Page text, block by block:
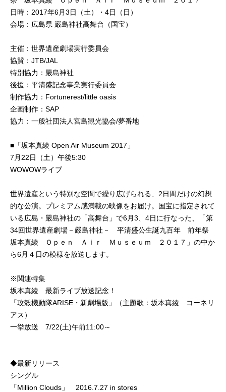
日時：2017年6月3日（土）・4日（日）
会場：広島県 嚴島神社高舞台（国宝）
主催：世界遺産劇場実行委員会
協賛：JTB/JAL
特別協力：嚴島神社
後援：平清盛記念事業実行委員会
制作協力：Fortunerest/little oasis
企画制作：SAP
協力：一般社団法人宮島観光協会/夢番地
■「坂本真綾 Open Air Museum 2017」
7月22日（土）午後5:30
WOWOWライブ
世界遺産という特別な空間で繰り広げられる、2日間だけの幻想
的な公演。プレミアム感満載の映像をお届け。国宝に指定されて
いる広島・嚴島神社の「高舞台」で6月3、4日に行なった、「第
34回世界遺産劇場－嚴島神社－ 平清盛公生誕九百年 前年祭
坂本真綾 Ｏｐｅｎ Ａｉｒ Ｍｕｓｅｕｍ ２０１７」の中か
ら6月４日の模様を放送します。
※関連特集
坂本真綾 最新ライブ放送記念！
「攻殻機動隊ARISE・新劇場版」（主題歌：坂本真綾 コーネリ
アス）
一挙放送 7/22(土)午前11:00～
◆最新リリース
シングル
「Million Clouds」 2016.7.27 in stores